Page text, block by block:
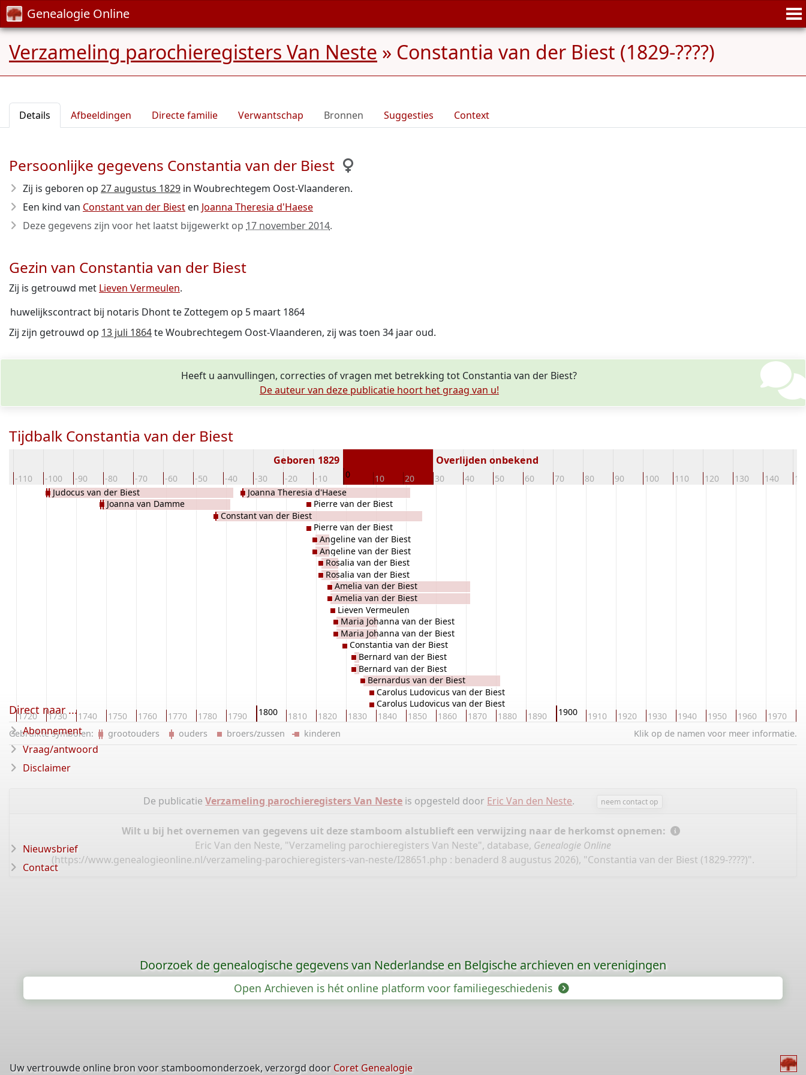
Genealogie Online
Verzameling parochieregisters Van Neste » Constantia van der Biest (1829-????)
Details Afbeeldingen Directe familie Verwantschap Bronnen Suggesties Context
Persoonlijke gegevens Constantia van der Biest
Zij is geboren op 27 augustus 1829 in Woubrechtegem Oost-Vlaanderen.
Een kind van Constant van der Biest en Joanna Theresia d'Haese
Deze gegevens zijn voor het laatst bijgewerkt op 17 november 2014.
Gezin van Constantia van der Biest
Zij is getrouwd met Lieven Vermeulen.
huwelijkscontract bij notaris Dhont te Zottegem op 5 maart 1864
Zij zijn getrouwd op 13 juli 1864te Woubrechtegem Oost-Vlaanderen, zij was toen 34 jaar oud.
Heeft u aanvullingen, correcties of vragen met betrekking tot Constantia van der Biest?
De auteur van deze publicatie hoort het graag van u!
Tijdbalk Constantia van der Biest
-110 -100 -90 -80 -70 -60 -50 -40 -30 -20 -10 0 10 20 30 40 50 60 70 80 90 100 110 120 130 140
Geboren 1829 Overlijden onbekend
1720 1730 1740 1750 1760 1770 1780 1790 1800 1810 1820 1830 1840 1850 1860 1870 1880 1890 1900 1910 1920 1930 1940 1950 1960 1970
Judocus van der Biest
Joanna van Damme
Constant van der Biest
Joanna Theresia d'Haese
Pierre van der Biest
Pierre van der Biest
Angeline van der Biest
Angeline van der Biest
Rosalia van der Biest
Rosalia van der Biest
Amelia van der Biest
Amelia van der Biest
Lieven Vermeulen
Maria Johanna van der Biest
Maria Johanna van der Biest
Constantia van der Biest
Bernard van der Biest
Bernard van der Biest
Bernardus van der Biest
Carolus Ludovicus van der Biest
Carolus Ludovicus van der Biest
Klik op de namen voor meer informatie.
Gebruikte symbolen: grootouders ouders broers/zussen kinderen
De publicatieVerzameling parochieregisters Van Neste is opgesteld door Eric Van den Neste. neem contact op
Wilt u bij het overnemen van gegevens uit deze stamboom alstublieft een verwijzing naar de herkomst opnemen:
Eric Van den Neste, "Verzameling parochieregisters Van Neste", database, Genealogie Online
(https://www.genealogieonline.nl/verzameling-parochieregisters-van-neste/I28651.php : benaderd 8 augustus 2026), "Constantia van der Biest (1829-????)".
Direct naar ...
Abonnement
Vraag/antwoord
Disclaimer
Nieuwsbrief
Contact
Doorzoek de genealogische gegevens van Nederlandse en Belgische archieven en verenigingen
Open Archieven is hét online platform voor familiegeschiedenis
Uw vertrouwde online bron voor stamboomonderzoek, verzorgd door Coret Genealogie